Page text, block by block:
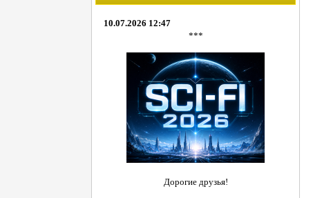
10.07.2026 12:47
***
Дорогие друзья!